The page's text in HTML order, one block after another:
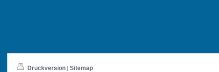
Druckversion | Sitemap